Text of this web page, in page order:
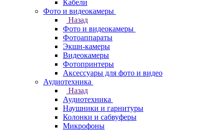
Кабели
Фото и видеокамеры
Назад
Фото и видеокамеры
Фотоаппараты
Экшн-камеры
Видеокамеры
Фотопринтеры
Аксессуары для фото и видео
Аудиотехника
Назад
Аудиотехника
Наушники и гарнитуры
Колонки и сабвуферы
Микрофоны